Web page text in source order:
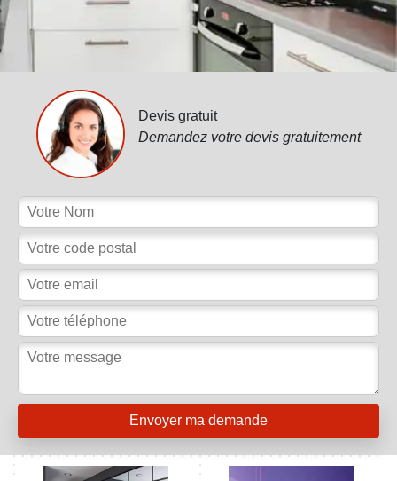
Devis gratuit
Demandez votre devis gratuitement